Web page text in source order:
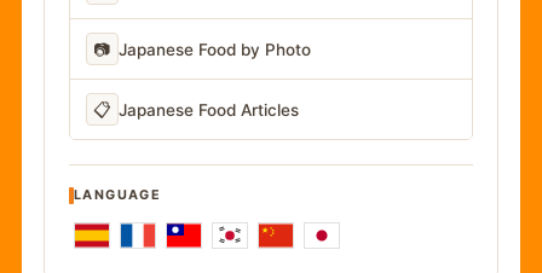
📷 Japanese Food by Photo
📋 Japanese Food Articles
LANGUAGE